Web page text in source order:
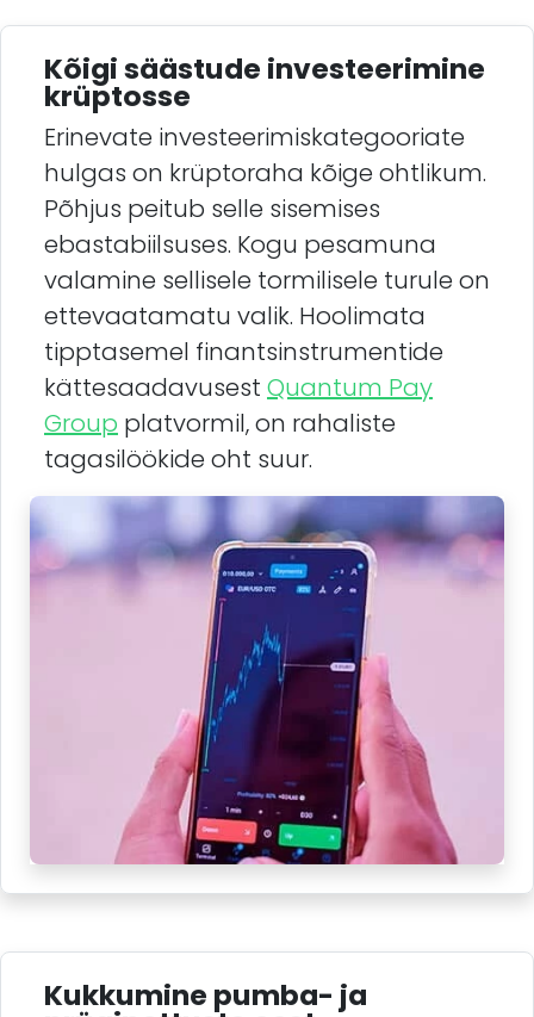
Kõigi säästude investeerimine
krüptosse
Erinevate investeerimiskategooriate
hulgas on krüptoraha kõige ohtlikum.
Põhjus peitub selle sisemises
ebastabiilsuses. Kogu pesamuna
valamine sellisele tormilisele turule on
ettevaatamatu valik. Hoolimata
tipptasemel finantsinstrumentide
kättesaadavusest Quantum Pay
Group platvormil, on rahaliste
tagasilöökide oht suur.
Kukkumine pumba- ja